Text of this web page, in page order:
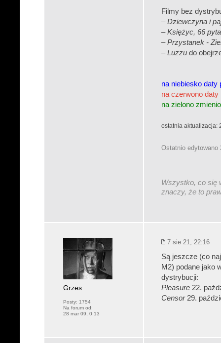
Filmy bez
–Dziewczyna i
–Księżyc, 66
–Przystanek -
–Luzzu do
na niebiesko daty
na czerwono
na zielono
ostatnia aktualizacja:
Ostatnio
Wszystko, co się
znaczy, że to
Grzes
Posty: 1754
Na forum od:
28 mar 09, 0:13
7 sie 21, 22:16
Są jeszcze (co
M2) podane jako
dystrybucji:
Pleasure 22.
Censor29.